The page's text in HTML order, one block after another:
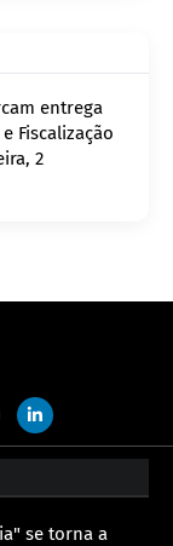
entrega
Fiscalização
2
se torna a